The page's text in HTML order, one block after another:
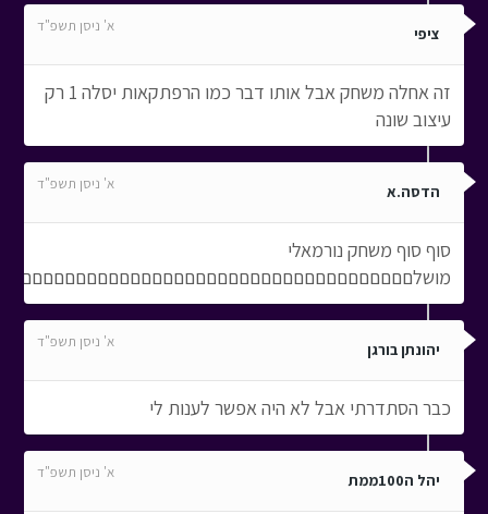
ציפי א' ניסן תשפ"ד
זה אחלה משחק אבל אותו דבר כמו הרפתקאות יסלה 1 רק
עיצוב שונה
הדסה.א א' ניסן תשפ"ד
סוף סוף משחק נורמאלי
יהונתן בורגן א' ניסן תשפ"ד
כבר הסתדרתי אבל לא היה אפשר לענות לי
יהל ה100ממת א' ניסן תשפ"ד